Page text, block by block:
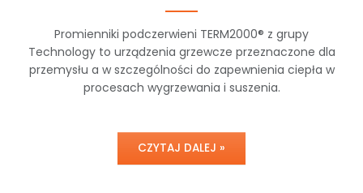
Promienniki podczerwieni TERM2000® z grupy
Technology to urządzenia grzewcze przeznaczone dla
przemysłu a w szczególności do zapewnienia ciepła w
procesach wygrzewania i suszenia.
CZYTAJ DALEJ »